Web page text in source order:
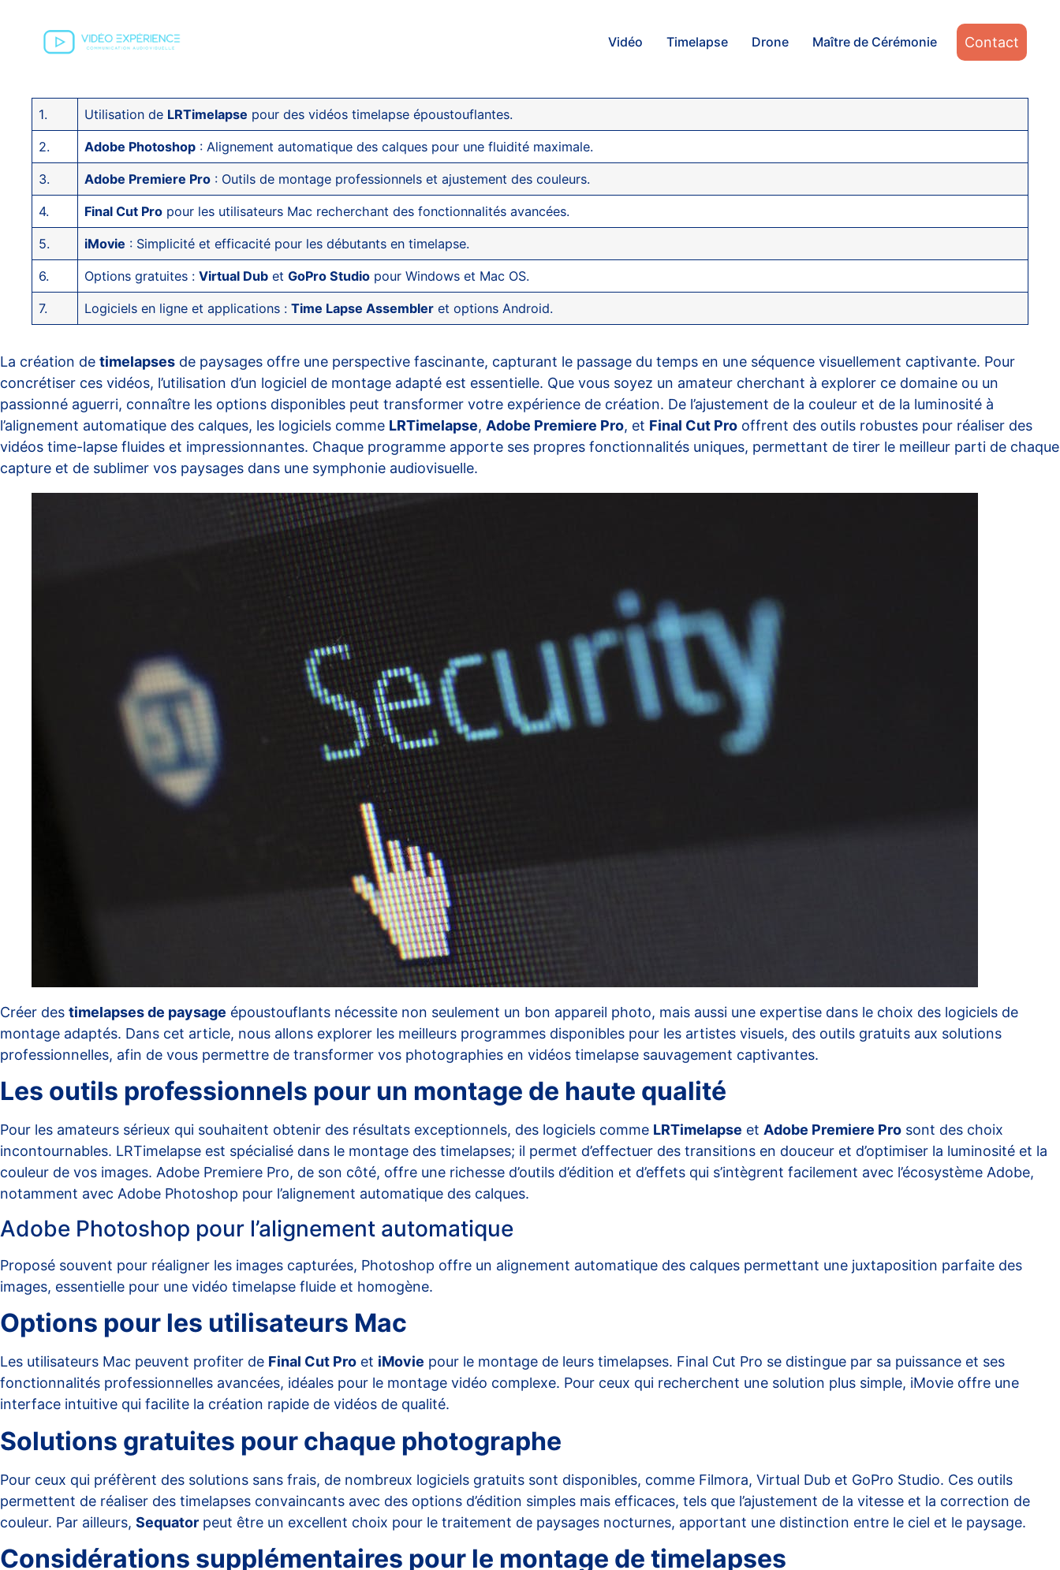
Vidéo Timelapse Drone Maître de Cérémonie Contact
1. Utilisation de LRTimelapse pour des vidéos timelapse époustouflantes.
2. Adobe Photoshop : Alignement automatique des calques pour une fluidité maximale.
3. Adobe Premiere Pro : Outils de montage professionnels et ajustement des couleurs.
4. Final Cut Pro pour les utilisateurs Mac recherchant des fonctionnalités avancées.
5. iMovie : Simplicité et efficacité pour les débutants en timelapse.
6. Options gratuites :Virtual Dub etGoPro Studio pour Windows et Mac OS.
7. Logiciels en ligne et applications :Time Lapse Assembler et options Android.
La création de timelapses de paysages offre une perspective fascinante, capturant le passage du temps en une séquence visuellement captivante. Pour
concrétiser ces vidéos, l’utilisation d’un logiciel de montage adapté est essentielle. Que vous soyez un amateur cherchant à explorer ce domaine ou un
passionné aguerri, connaître les options disponibles peut transformer votre expérience de création. De l’ajustement de la couleur et de la luminosité à
l’alignement automatique des calques, les logiciels comme LRTimelapse, Adobe Premiere Pro, et Final Cut Pro offrent des outils robustes pour réaliser des
vidéos time-lapse fluides et impressionnantes. Chaque programme apporte ses propres fonctionnalités uniques, permettant de tirer le meilleur parti de chaque
capture et de sublimer vos paysages dans une symphonie audiovisuelle.
Créer des timelapses de paysage époustouflants nécessite non seulement un bon appareil photo, mais aussi une expertise dans le choix des logiciels de
montage adaptés. Dans cet article, nous allons explorer les meilleurs programmes disponibles pour les artistes visuels, des outils gratuits aux solutions
professionnelles, afin de vous permettre de transformer vos photographies en vidéos timelapse sauvagement captivantes.
Les outils professionnels pour un montage de haute qualité
Pour les amateurs sérieux qui souhaitent obtenir des résultats exceptionnels, des logiciels comme LRTimelapse et Adobe Premiere Pro sont des choix
incontournables. LRTimelapse est spécialisé dans le montage des timelapses; il permet d’effectuer des transitions en douceur et d’optimiser la luminosité et la
couleur de vos images. Adobe Premiere Pro, de son côté, offre une richesse d’outils d’édition et d’effets qui s’intègrent facilement avec l’écosystème Adobe,
notamment avec Adobe Photoshop pour l’alignement automatique des calques.
Adobe Photoshop pour l’alignement automatique
Proposé souvent pour réaligner les images capturées, Photoshop offre un alignement automatique des calques permettant une juxtaposition parfaite des
images, essentielle pour une vidéo timelapse fluide et homogène.
Options pour les utilisateurs Mac
Les utilisateurs Mac peuvent profiter de Final Cut Pro et iMovie pour le montage de leurs timelapses. Final Cut Pro se distingue par sa puissance et ses
fonctionnalités professionnelles avancées, idéales pour le montage vidéo complexe. Pour ceux qui recherchent une solution plus simple, iMovie offre une
interface intuitive qui facilite la création rapide de vidéos de qualité.
Solutions gratuites pour chaque photographe
Pour ceux qui préfèrent des solutions sans frais, de nombreux logiciels gratuits sont disponibles, comme Filmora, Virtual Dub et GoPro Studio. Ces outils
permettent de réaliser des timelapses convaincants avec des options d’édition simples mais efficaces, tels que l’ajustement de la vitesse et la correction de
couleur. Par ailleurs, Sequator peut être un excellent choix pour le traitement de paysages nocturnes, apportant une distinction entre le ciel et le paysage.
Considérations supplémentaires pour le montage de timelapses